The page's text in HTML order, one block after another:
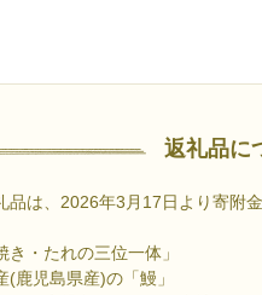
返礼品に
品は、2026年3月17日より寄附金
き・たれの三位一体」
鹿児島県産)の「鰻」